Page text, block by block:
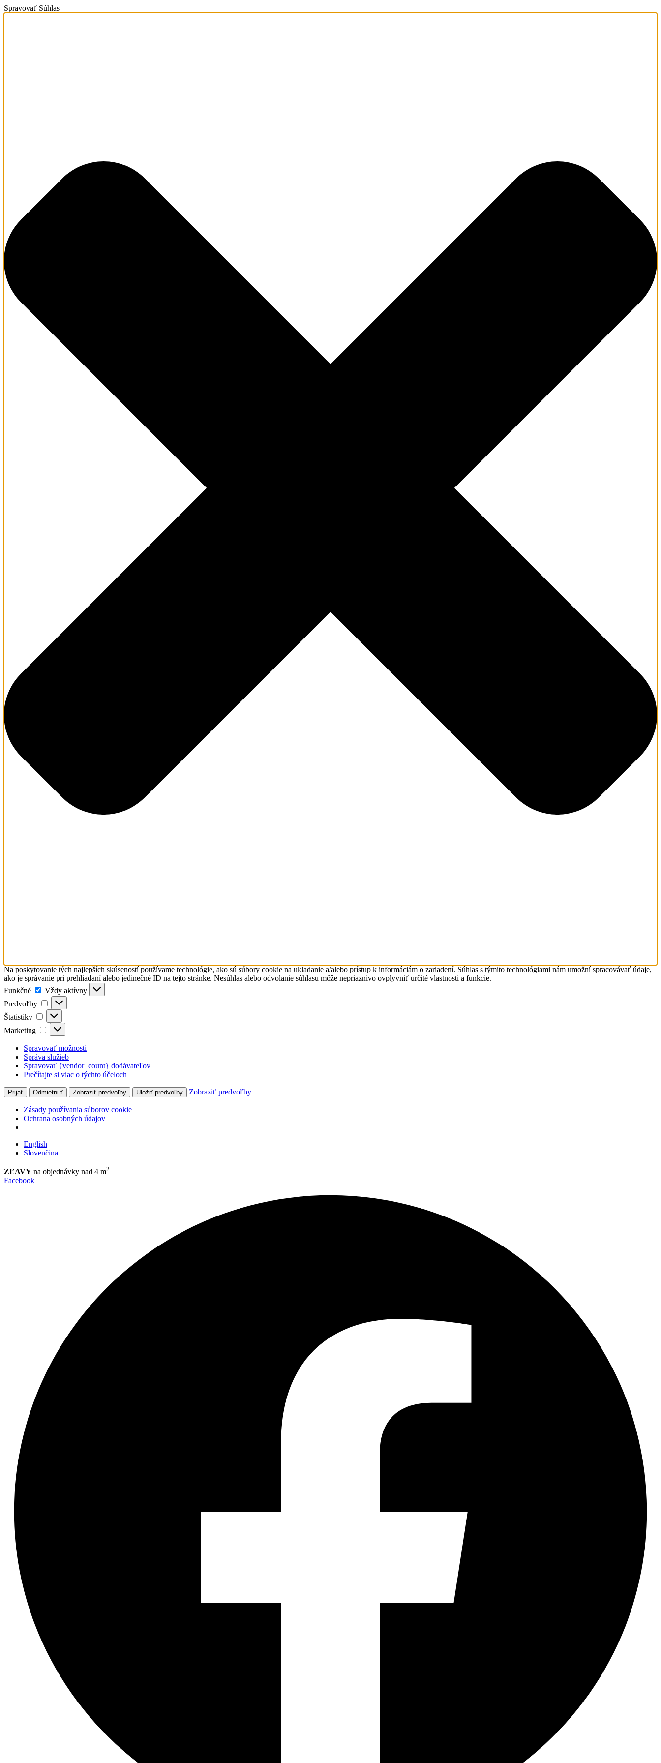
Spravovať Súhlas
Na poskytovanie tých najlepších skúseností používame technológie, ako sú súbory cookie na ukladanie a/alebo prístup k informáciám o zariadení. Súhlas s týmito technológiami nám umožní spracovávať údaje,
ako je správanie pri prehliadaní alebo jedinečné ID na tejto stránke. Nesúhlas alebo odvolanie súhlasu môže nepriaznivo ovplyvniť určité vlastnosti a funkcie.
Funkčné
Funkčné
Vždy aktívny
Predvoľby
Predvoľby
Štatistiky Štatistiky
Marketing Marketing
Spravovať možnosti
Správa služieb
Spravovať {vendor_count} dodávateľov
Prečítajte si viac o týchto účeloch
Prijať Odmietnuť Zobraziť predvoľby Uložiť predvoľby Zobraziť predvoľby
Zásady používania súborov cookie
Ochrana osobných údajov
English
Slovenčina
ZĽAVY na objednávky nad 4 m2
Facebook